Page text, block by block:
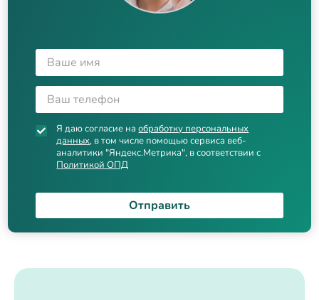
Я даю согласие наобработку персональных
данных, в том числе помощью сервиса веб-
аналитики "Яндекс.Метрика", в соответствии с
Политикой ОПД
Отправить